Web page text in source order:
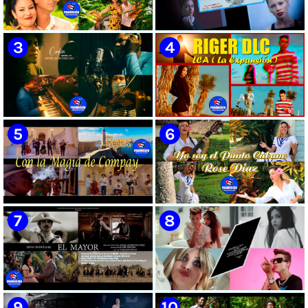
🟡 Susel Gómez (La China) ||
¨Oye Mi Leloley¨ || Director:
Onelio Jesús Larralde González
|| Música popular bailable
cubana || Videoclip || CUBA
🟡 F-CUBA - ¨Solita¨ -
Videoclip - Director: Asiel
Babastro
🟡 María Montenegro -
¨Confía¨ 📺 Videoclip. CUBA
🟡 Riger DLC || ¨LCA ( La
Expansión )¨ || Director: Dani
A.R || Música cubana || Videoclip
|| CUBA
🟡 Grupo Compay Segundo ||
¨Con La Magia de Compay¨ ||
Música popular tradicional
cubana || Videoclip || CUBA
🟡 Rose Díaz || ¨Yo soy el Punto
Cubano¨ (Autores: Celina
González y Reutilio
Domínguez) || Director: